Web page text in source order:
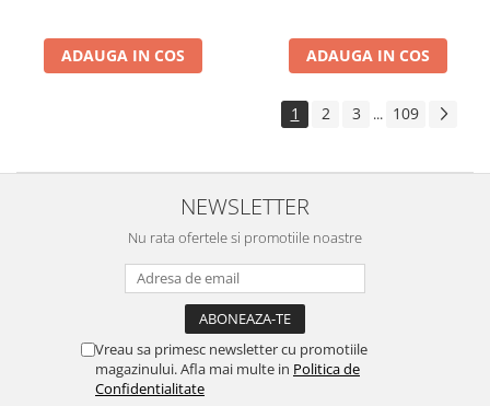
ADAUGA IN COS ADAUGA IN COS
1 2 3 ... 109
NEWSLETTER
Nu rata ofertele si promotiile noastre
Vreau sa primesc newsletter cu promotiile
magazinului. Afla mai multe in Politica de
Confidentialitate